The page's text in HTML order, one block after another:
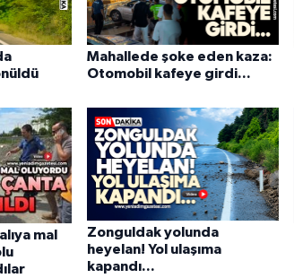
Mahallede şoke eden kaza:
Otomobil kafeye girdi...
mal
Zonguldak yolunda
heyelan! Yol ulaşıma
kapandı...